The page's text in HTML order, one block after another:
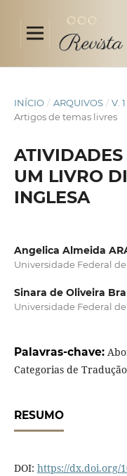
INÍCIO / ARQUIVOS / V.
Artigos de temas livres
UM LIVRO
INGLESA
Angelica Almeida
Universidade Federal
Sinara de Oliveira
Universidade Federal
Palavras-chave:
Categorias de
RESUMO
DOI: https://dx.doi.org/